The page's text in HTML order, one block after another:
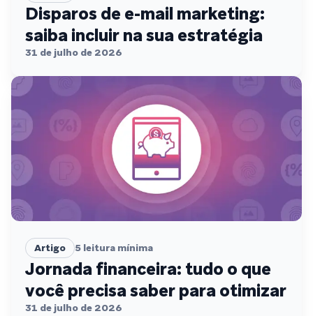
Disparos de e-mail marketing:
saiba incluir na sua estratégia
31 de julho de 2026
Artigo 5 leitura mínima
Jornada financeira: tudo o que
você precisa saber para otimizar
31 de julho de 2026